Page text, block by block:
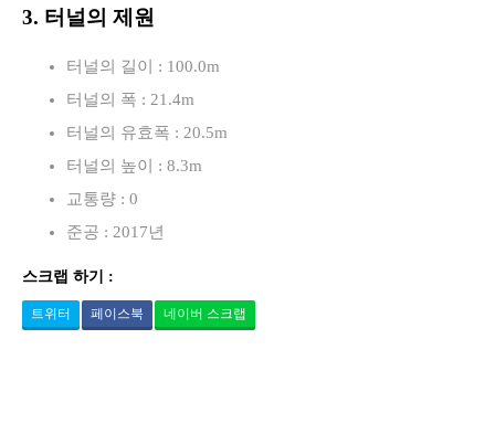
3. 터널의 제원
터널의 길이 : 100.0m
터널의 폭 : 21.4m
터널의 유효폭 : 20.5m
터널의 높이 : 8.3m
교통량 : 0
준공 : 2017년
스크랩 하기 :
트위터 페이스북 네이버 스크랩